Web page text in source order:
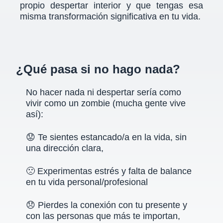
propio despertar interior y que tengas esa
misma transformación significativa en tu vida.
¿Qué pasa si no hago nada?
No hacer nada ni despertar sería como
vivir como un zombie (mucha gente vive
así):
😟 Te sientes estancado/a en la vida, sin
una dirección clara,
🙁 Experimentas estrés y falta de balance
en tu vida personal/profesional
😞 Pierdes la conexión con tu presente y
con las personas que más te importan,